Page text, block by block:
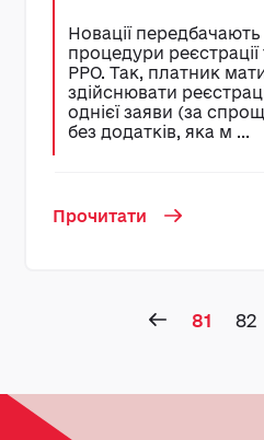
Новації
процедури
РРО. Так, платник
здійснювати
однієї заяви (за
без додатків, яка м ...
Прочитати
81 82